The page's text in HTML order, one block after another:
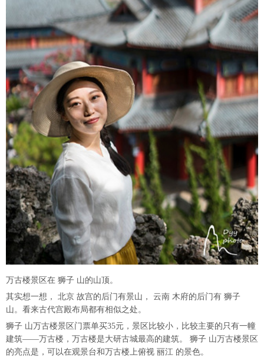
万古楼景区在 狮子 山的山顶。
其实想一想， 北京 故宫的后门有景山， 云南 木府的后门有 狮子
山。看来古代宫殿布局都有相似之处。
狮子 山万古楼景区门票单买35元，景区比较小，比较主要的只有一幢
建筑——万古楼，万古楼是大研古城最高的建筑。 狮子 山万古楼景区
的亮点是，可以在观景台和万古楼上俯视 丽江 的景色。